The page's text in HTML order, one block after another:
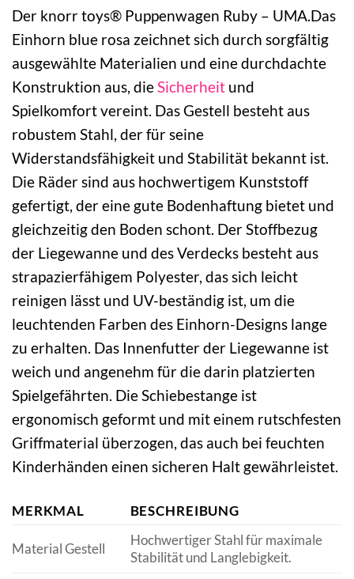
Der knorr toys® Puppenwagen Ruby – UMA.Das
Einhorn blue rosa zeichnet sich durch sorgfältig
ausgewählte Materialien und eine durchdachte
Konstruktion aus, die Sicherheit und
Spielkomfort vereint. Das Gestell besteht aus
robustem Stahl, der für seine
Widerstandsfähigkeit und Stabilität bekannt ist.
Die Räder sind aus hochwertigem Kunststoff
gefertigt, der eine gute Bodenhaftung bietet und
gleichzeitig den Boden schont. Der Stoffbezug
der Liegewanne und des Verdecks besteht aus
strapazierfähigem Polyester, das sich leicht
reinigen lässt und UV-beständig ist, um die
leuchtenden Farben des Einhorn-Designs lange
zu erhalten. Das Innenfutter der Liegewanne ist
weich und angenehm für die darin platzierten
Spielgefährten. Die Schiebestange ist
ergonomisch geformt und mit einem rutschfesten
Griffmaterial überzogen, das auch bei feuchten
Kinderhänden einen sicheren Halt gewährleistet.
MERKMAL BESCHREIBUNG
Material Gestell
Hochwertiger Stahl für maximale
Stabilität und Langlebigkeit.